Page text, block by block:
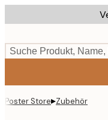
to
content.
Suche Produkt, Name,
Poster Store▸Zubehör